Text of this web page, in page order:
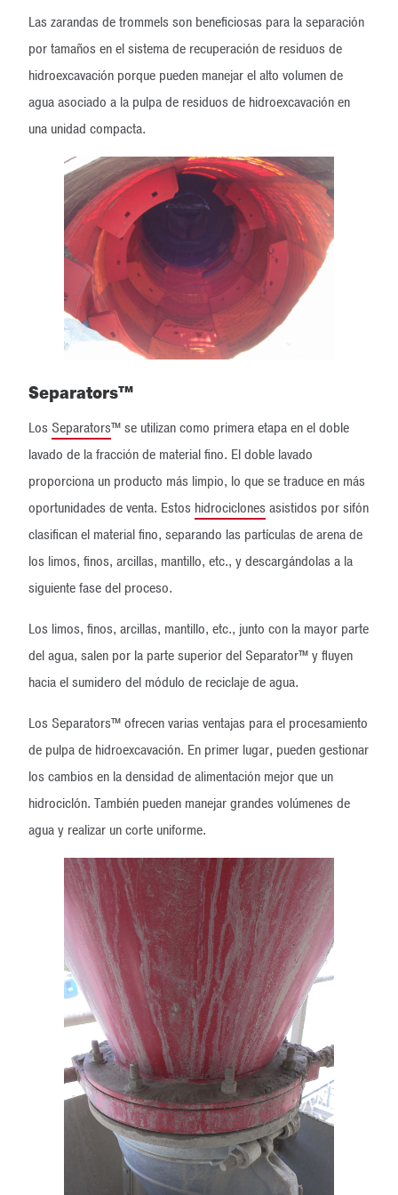
Las zarandas de trommels son beneficiosas para la separación
por tamaños en el sistema de recuperación de residuos de
hidroexcavación porque pueden manejar el alto volumen de
agua asociado a la pulpa de residuos de hidroexcavación en
una unidad compacta.
Separators™
Los Separators™ se utilizan como primera etapa en el doble
lavado de la fracción de material fino. El doble lavado
proporciona un producto más limpio, lo que se traduce en más
oportunidades de venta. Estos hidrociclonesasistidos por sifón
clasifican el material fino, separando las partículas de arena de
los limos, finos, arcillas, mantillo, etc., y descargándolas a la
siguiente fase del proceso.
Los limos, finos, arcillas, mantillo, etc., junto con la mayor parte
del agua, salen por la parte superior del Separator™ y fluyen
hacia el sumidero del módulo de reciclaje de agua.
Los Separators™ ofrecen varias ventajas para el procesamiento
de pulpa de hidroexcavación. En primer lugar, pueden gestionar
los cambios en la densidad de alimentación mejor que un
hidrociclón. También pueden manejar grandes volúmenes de
agua y realizar un corte uniforme.